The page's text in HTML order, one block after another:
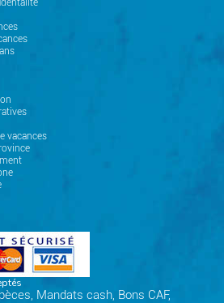
vacances
Mandats cash, Bons CAF,